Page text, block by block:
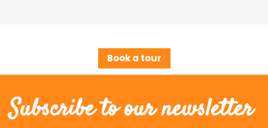
Book a tour
Subscribe to our newsletter